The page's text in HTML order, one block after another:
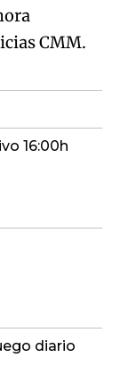
CMM.
16:00h
diario